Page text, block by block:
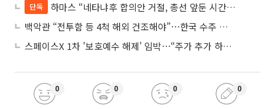
단독
하마스 “네타냐후 합의안 거절, 총선 앞둔 시간 끌기”
백악관 “전투함 등 4척 해외 건조해야”⋯한국 수주 기대
스페이스X 1차 '보호예수 해제' 임박⋯“주가 추가 하락 가능성”
0 0 0 0